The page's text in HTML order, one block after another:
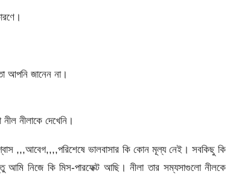
আপনি জানেন না।
নীলাকে দেখেনি।
,,,আবেগ,,,,পরিশেষে ভালবাসার কি কোন মূল্য নেই। সবকিছু কি
আমি নিজে কি মিস-পারফেক্ট আছি। নীলা তার সম্যসাগুলো নীলকে